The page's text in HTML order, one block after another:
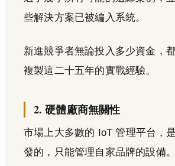
些解決方案已被編入系統。
新進競爭者無論投入多少資金，
複製這二十五年的實戰經驗。
2. 硬體廠商無關性
市場上大多數的 IoT 管理平台，
發的，只能管理自家品牌的設備。